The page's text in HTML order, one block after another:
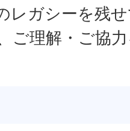
レガシーを残
ご理解・ご協